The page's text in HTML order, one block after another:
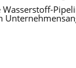
Wasserstoff-